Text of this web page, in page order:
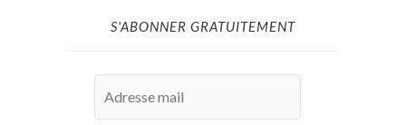
S'ABONNER GRATUITEMENT